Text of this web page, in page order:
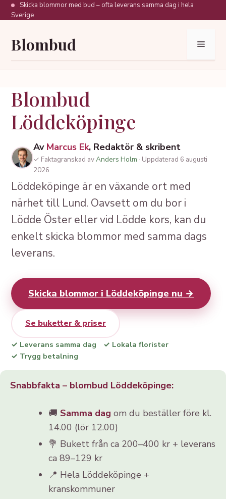
Hoppa
till
Skicka blommor med bud – ofta leverans samma dag i hela
Sverige
Blombud Meny
Blombud
Löddeköpinge
Av Marcus Ek, Redaktör & skribent
✓ Faktagranskad avAnders Holm · Uppdaterad 6 augusti
2026
Löddeköpinge är en växande ort med
närhet till Lund. Oavsett om du bor i
Lödde Öster eller vid Lödde kors, kan du
enkelt skicka blommor med samma dags
leverans.
Skicka blommor i Löddeköpinge nu →
Se buketter & priser
✓ Leverans samma dag
✓ Lokala florister
✓ Trygg betalning
Snabbfakta – blombud Löddeköpinge:
🚚 Samma dag om du beställer före kl.
14.00 (lör 12.00)
💐 Bukett från ca 200–400 kr + leverans
ca 89–129 kr
📍 Hela Löddeköpinge +
kranskommuner